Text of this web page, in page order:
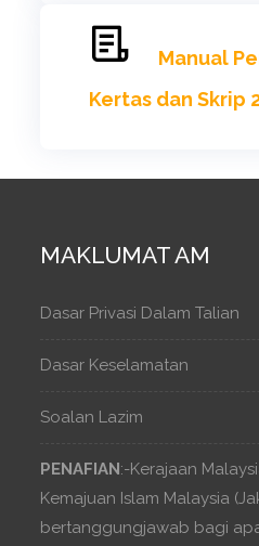
Manual
Kertas dan Skrip
MAKLUMAT AM
Dasar Privasi Dalam Talian
Dasar Keselamatan
Soalan Lazim
PENAFIAN:-Kerajaan
Kemajuan Islam Malaysia
bertanggungjawab bagi